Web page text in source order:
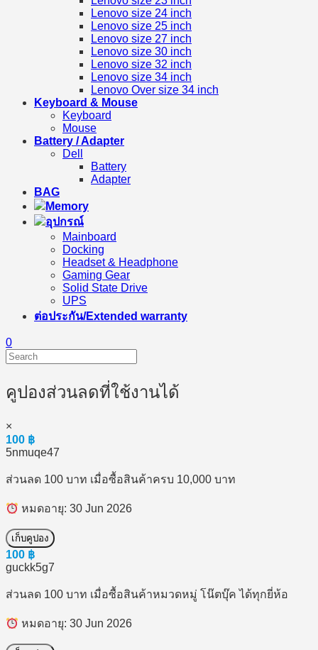
Lenovo size 24 inch
Lenovo size 25 inch
Lenovo size 27 inch
Lenovo size 30 inch
Lenovo size 32 inch
Lenovo size 34 inch
Lenovo Over size 34 inch
Keyboard & Mouse
Keyboard
Mouse
Battery / Adapter
Dell
Battery
Adapter
BAG
Memory
อุปกรณ์
Mainboard
Docking
Headset & Headphone
Gaming Gear
Solid State Drive
UPS
ต่อประกัน/Extended warranty
0
คูปองส่วนลดที่ใช้งานได้
×
100 ฿
5nmuqe47
ส่วนลด 100 บาท เมื่อซื้อสินค้าครบ 10,000 บาท
หมดอายุ: 30 Jun 2026
เก็บคูปอง
100 ฿
guckk5g7
ส่วนลด 100 บาท เมื่อซื้อสินค้าหมวดหมู่ โน๊ตบุ๊ค ได้ทุกยี่ห้อ
หมดอายุ: 30 Jun 2026